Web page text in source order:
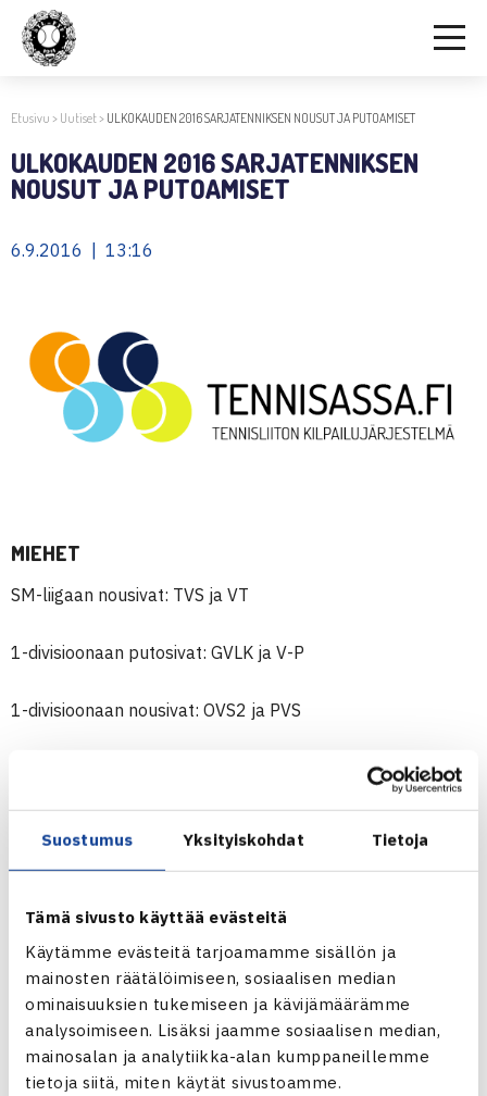
Suostumus Yksityiskohdat Tietoja
Tämä sivusto käyttää evästeitä
Käytämme evästeitä tarjoamamme sisällön ja
mainosten räätälöimiseen, sosiaalisen median
ominaisuuksien tukemiseen ja kävijämäärämme
analysoimiseen. Lisäksi jaamme sosiaalisen median,
mainosalan ja analytiikka-alan kumppaneillemme
tietoja siitä, miten käytät sivustoamme.
Etusivu > Uutiset> ULKOKAUDEN 2016 SARJATENNIKSEN NOUSUT JA PUTOAMISET
ULKOKAUDEN 2016 SARJATENNIKSEN
NOUSUT JA PUTOAMISET
6.9.2016 | 13:16
MIEHET
SM-liigaan nousivat: TVS ja VT
1-divisioonaan putosivat: GVLK ja V-P
1-divisioonaan nousivat: OVS2 ja PVS
2-divisioonaan putosivat: Smash-Kotka2 ja TaTS2
3-divisioonaan nousivat: PTT, RajaTe, Roima2, MLK, HyTS3,
HVS10, TaTS7, V-P2
4-divisioonaan putosivat: NoTS, AVS, PT75, OTC, MTK,
TTS2